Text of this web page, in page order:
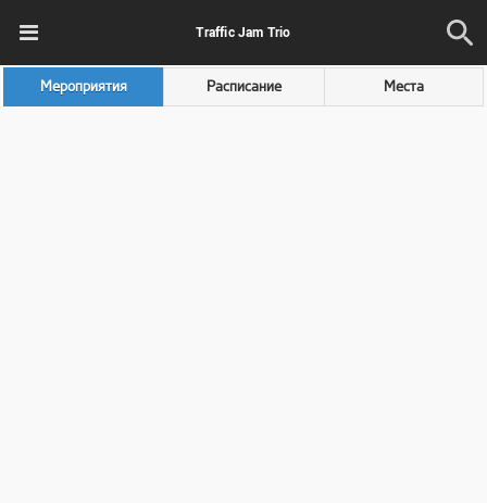
Traffic Jam Trio
Мероприятия Расписание Места